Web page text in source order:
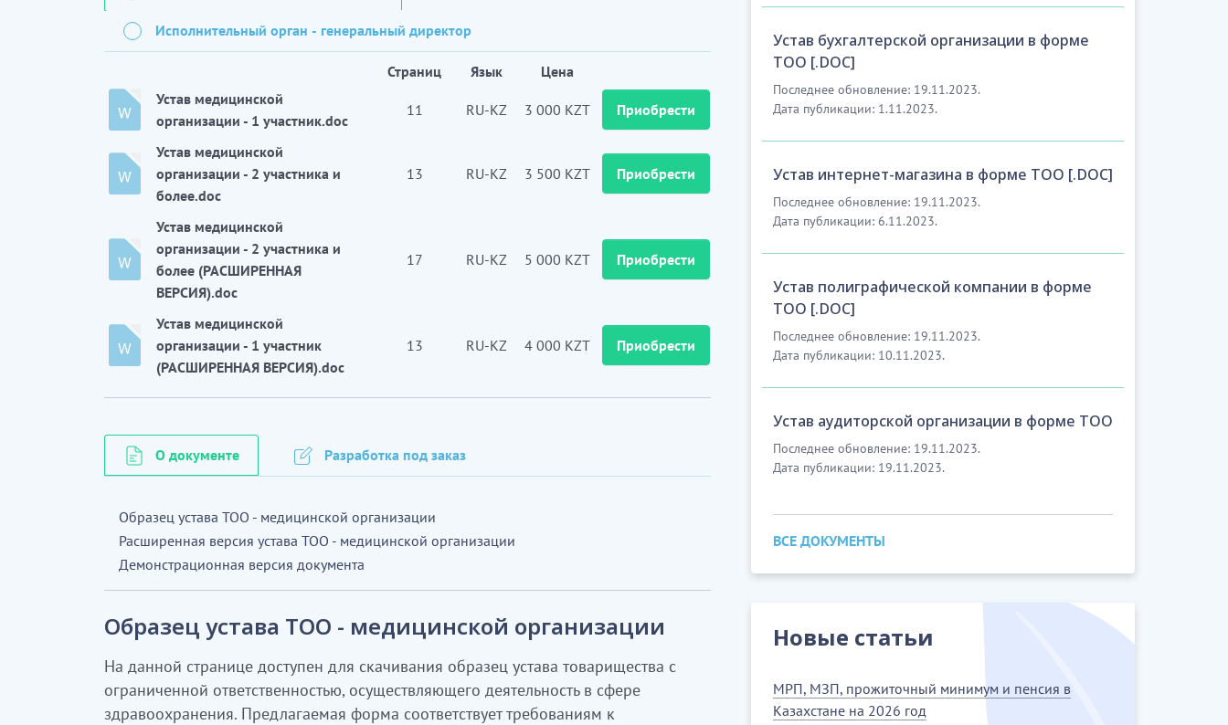
Исполнительный орган - генеральный директор
Страниц Язык
Цена
Устав медицинской
организации - 1 участник.doc
11 RU-KZ 3 000 KZT Приобрести
Устав медицинской
организации - 2 участника и
более.doc
13 RU-KZ 3 500 KZT Приобрести
Устав медицинской
организации - 2 участника и
более (РАСШИРЕННАЯ
ВЕРСИЯ).doc
17 RU-KZ 5 000 KZT Приобрести
Устав медицинской
организации - 1 участник
(РАСШИРЕННАЯ ВЕРСИЯ).doc
13 RU-KZ 4 000 KZT Приобрести
О документе Разработка под заказ
Образец устава ТОО - медицинской организации
Расширенная версия устава ТОО - медицинской организации
Демонстрационная версия документа
Образец устава ТОО - медицинской организации
На данной странице доступен для скачивания образец устава товарищества с
ограниченной ответственностью, осуществляющего деятельность в сфере
здравоохранения. Предлагаемая форма соответствует требованиям к
Устав бухгалтерской организации в форме
ТОО [.DOC]
Последнее обновление: 19.11.2023.
Дата публикации: 1.11.2023.
Устав интернет-магазина в форме ТОО [.DOC]
Последнее обновление: 19.11.2023.
Дата публикации: 6.11.2023.
Устав полиграфической компании в форме
ТОО [.DOC]
Последнее обновление: 19.11.2023.
Дата публикации: 10.11.2023.
Устав аудиторской организации в форме ТОО
Последнее обновление: 19.11.2023.
Дата публикации: 19.11.2023.
ВСЕ ДОКУМЕНТЫ
Новые статьи
МРП, МЗП, прожиточный минимум и пенсия в
Казахстане на 2026 год